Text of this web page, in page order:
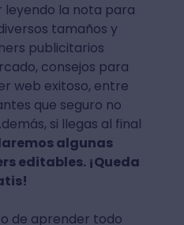
leyendo la nota para
tamaños y
publicitarios
consejos para
web exitoso, entre
que seguro no
si llegas al final
algunas
editables. ¡Queda
de aprender todo